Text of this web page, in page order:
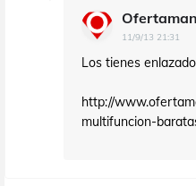
Ofertaman
11/9/13 21:31
Los tienes
http://
multifuncion-